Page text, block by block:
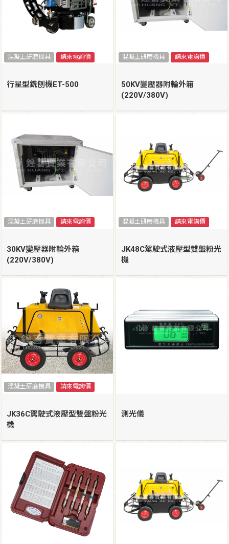
混凝土研磨機具 請來電詢價
行星型銑刨機ET-500
混凝土研磨機具 請來電詢價
50KV變壓器附輪外箱
(220V/380V)
混凝土研磨機具 請來電詢價
30KV變壓器附輪外箱
(220V/380V)
混凝土研磨機具 請來電詢價
JK48C駕駛式液壓型雙盤粉光
機
混凝土研磨機具 請來電詢價
JK36C駕駛式液壓型雙盤粉光
機
測光儀